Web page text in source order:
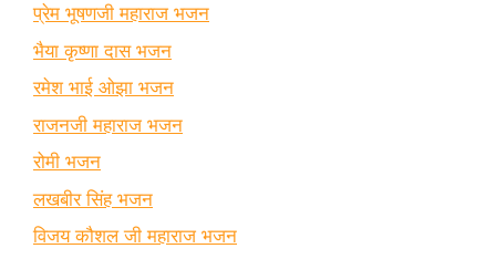
प्रेम भूषणजी महाराज भजन
भैया कृष्णा दास भजन
रमेश भाई ओझा भजन
राजनजी महाराज भजन
रोमी भजन
लखबीर सिंह भजन
विजय कौशल जी महाराज भजन